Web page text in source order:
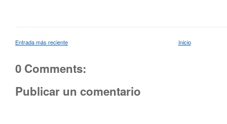
Entrada más reciente Inicio
0 Comments:
Publicar un comentario